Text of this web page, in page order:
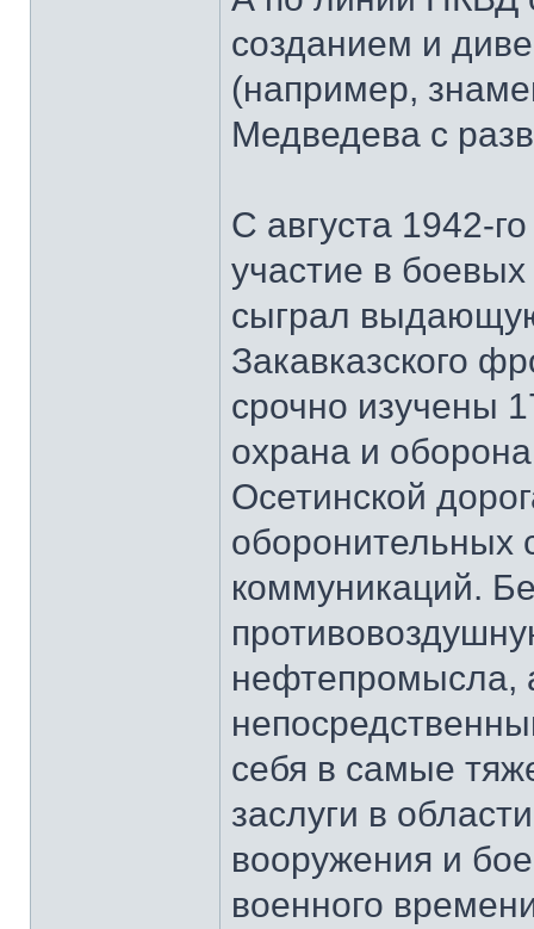
созданием и
(например,
Медведева с
С августа 1942-
участие в
сыграл
Закавказского
срочно изучены
охрана и
Осетинской
оборонительных
коммуникаций.
нефтепромысла,
себя в самые
заслуги в
вооружения и
военного